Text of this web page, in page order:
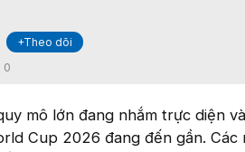
+Theo dõi
0
mô lớn đang nhắm trực diện
Cup 2026 đang đến gần.